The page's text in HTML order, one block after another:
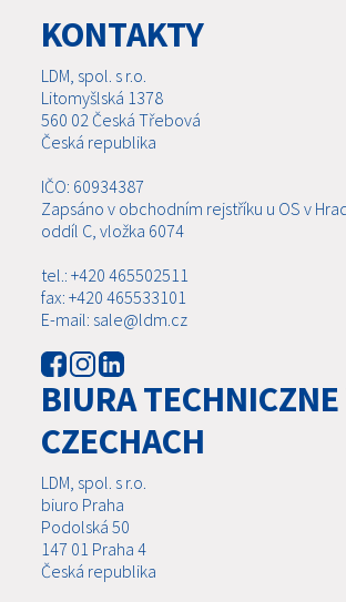
KONTAKTY
LDM, spol. s r.o.
Litomyšlská 1378
560 02 Česká Třebová
Česká republika
IČO: 60934387
Zapsáno v obchodním rejstříku u OS v
oddíl C, vložka 6074
tel.: +420 465502511
fax: +420 465533101
E-mail: sale@ldm.cz
BIURA
CZECHACH
LDM, spol. s r.o.
biuro Praha
Podolská 50
147 01 Praha 4
Česká republika